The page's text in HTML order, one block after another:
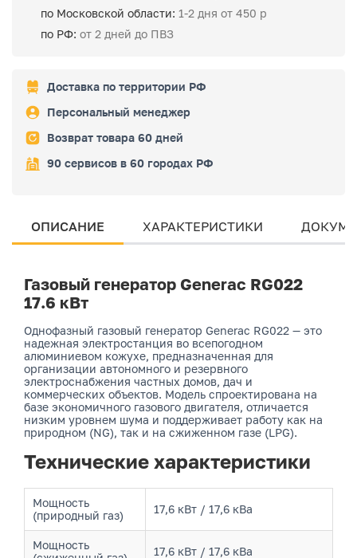
по Московской области: 1-2 дня от 450 р
по РФ: от 2 дней до ПВЗ
Доставка по территории РФ
Персональный менеджер
Возврат товара 60 дней
90 сервисов в 60 городах РФ
ОПИСАНИЕ ХАРАКТЕРИСТИКИ
Газовый генератор Generac RG022
17.6 кВт
Однофазный газовый генератор Generac RG022 — это
надежная электростанция во всепогодном
алюминиевом кожухе, предназначенная для
организации автономного и резервного
электроснабжения частных домов, дач и
коммерческих объектов. Модель спроектирована на
базе экономичного газового двигателя, отличается
низким уровнем шума и поддерживает работу как на
природном (NG), так и на сжиженном газе (LPG).
Технические характеристики
Мощность
(природный газ)
17,6 кВт / 17,6 кВа
Мощность
17,6 кВт / 17,6 кВа